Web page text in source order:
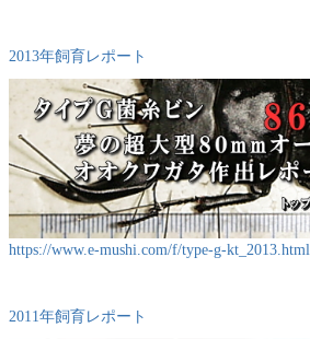
2013年飼育レポート
https://www.e-mushi.com/f/type-g-kt_2013.html
2011年飼育レポート